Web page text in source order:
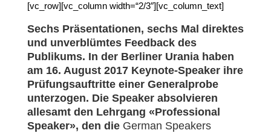
[vc_row][vc_column width=“2/3″][vc_column_text]
Sechs Präsentationen, sechs Mal direktes
und unverblümtes Feedback des
Publikums. In der Berliner Urania haben
am 16. August 2017 Keynote-Speaker ihre
Prüfungsauftritte einer Generalprobe
unterzogen. Die Speaker absolvieren
allesamt den Lehrgang «Professional
Speaker», den die German Speakers